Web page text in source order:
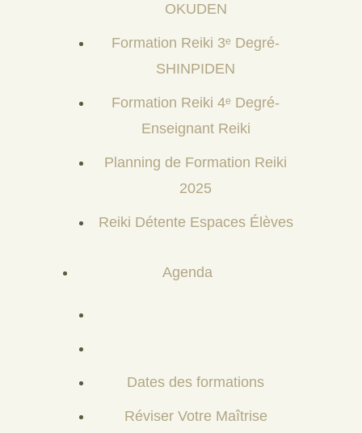
OKUDEN
Formation Reiki 3ᵉ Degré-
SHINPIDEN
Formation Reiki 4ᵉ Degré-
Enseignant Reiki
Planning de Formation Reiki
2025
Reiki Détente Espaces Élèves
Agenda
Dates des formations
Réviser Votre Maîtrise